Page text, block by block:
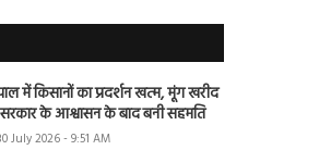
में किसानों का प्रदर्शन खत्म, मूंग खरीद
के आश्वासन के बाद बनी सहमति
July 2026 - 9:51 AM